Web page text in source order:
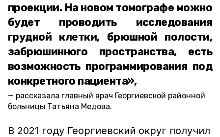
проекции. На новом томографе можно
будет проводить исследования
грудной клетки, брюшной полости,
забрюшинного пространства, есть
возможность программирования под
конкретного пациента»,
рассказала главный врач Георгиевской районной
больницы Татьяна Медова.
В 2021 году Георгиевский округ получил